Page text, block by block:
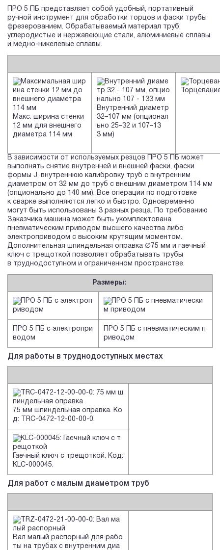
ПРО 5 ПБ представляет собой удобный, портативный
ручной инструмент для обработки торцов и фаски трубы
фрезерованием. Обрабатываемый материал труб:
углеродистые и нержавеющие стали, алюминиевые сплавы
и медно-никелевые сплавы.
Макс. ширина стенки
12 мм для внешнего
диаметра 114 мм
Внутренний диаметр
32–107 мм (опционал
ьно 25–32 и 107–13
3 мм)
В зависимости от используемых резцов ПРО 5 ПБ может
выполнять снятие внутренней и внешней фаски, фаски
формы J, внутреннюю калибровку труб с внутренним
диаметром от 32 мм до труб с внешним диаметром 114 мм
(опционально до 140 мм). Все операции по подготовке
к сварке выполняются легко и быстро. Одновременно
могут быть использованы 3 разных резца. По требованию
Заказчика машина может быть укомплектована
пневматическим приводом высшего качества либо
электроприводом с высоким крутящим моментом.
Дополнительная шпиндельная оправка ∅75 мм и гаечный
ключ с трещоткой позволяет обрабатывать трубы
в труднодоступном и ограниченном пространстве.
Размеры:
ПРО 5 ПБ с электропри
водом
ПРО 5 ПБ с пневматическим п
риводом
Для работы в труднодоступных местах
75 мм шпиндельная оправка. Ко
д: TRC-0472-12-00-00-0.
Гаечный ключ с трещоткой. Код:
KLC-000045.
Для работ с малым диаметром труб
Вал малый распорный для рабо
ты на трубах с внутренним диа